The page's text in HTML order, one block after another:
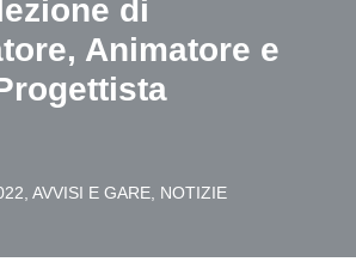
di
Animatore e
AVVISI E GARE NOTIZIE